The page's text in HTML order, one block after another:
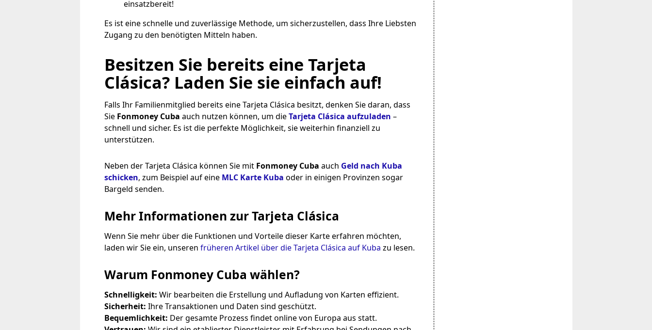
einsatzbereit!
Es ist eine schnelle und zuverlässige Methode, um sicherzustellen, dass Ihre Liebsten
Zugang zu den benötigten Mitteln haben.
Besitzen Sie bereits eine Tarjeta
Clásica? Laden Sie sie einfach auf!
Falls Ihr Familienmitglied bereits eine Tarjeta Clásica besitzt, denken Sie daran, dass
Sie Fonmoney Cuba auch nutzen können, um dieTarjeta Clásica aufzuladen –
schnell und sicher. Es ist die perfekte Möglichkeit, sie weiterhin finanziell zu
unterstützen.
Neben der Tarjeta Clásica können Sie mit Fonmoney Cuba auch Geld nach Kuba
schicken, zum Beispiel auf eine MLC Karte Kuba oder in einigen Provinzen sogar
Bargeld senden.
Mehr Informationen zur Tarjeta Clásica
Wenn Sie mehr über die Funktionen und Vorteile dieser Karte erfahren möchten,
laden wir Sie ein, unseren früheren Artikel über die Tarjeta Clásica auf Kuba zu lesen.
Warum Fonmoney Cuba wählen?
Schnelligkeit: Wir bearbeiten die Erstellung und Aufladung von Karten effizient.
Sicherheit: Ihre Transaktionen und Daten sind geschützt.
Bequemlichkeit: Der gesamte Prozess findet online von Europa aus statt.